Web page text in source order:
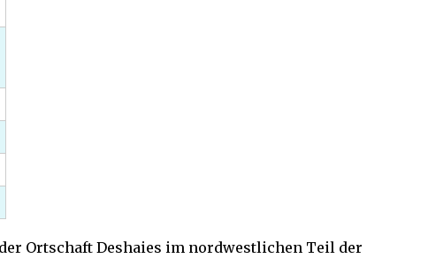
Ortschaft Deshaies im nordwestlichen Teil der